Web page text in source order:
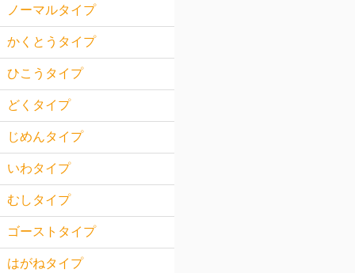
ノーマルタイプ
かくとうタイプ
ひこうタイプ
どくタイプ
じめんタイプ
いわタイプ
むしタイプ
ゴーストタイプ
はがねタイプ